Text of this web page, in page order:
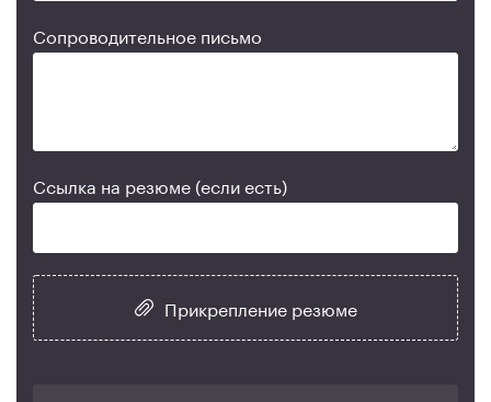
Сопроводительное письмо
Ссылка на резюме (если есть)
Прикрепление резюме